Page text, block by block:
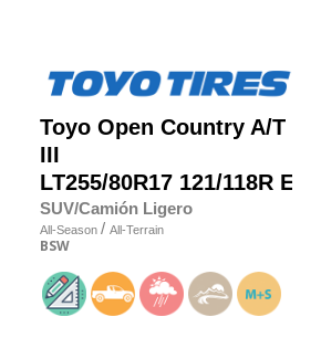
Toyo Open Country A/T
III
LT255/80R17 121/118R E
SUV/Camión Ligero
All-Season / All-Terrain
BSW